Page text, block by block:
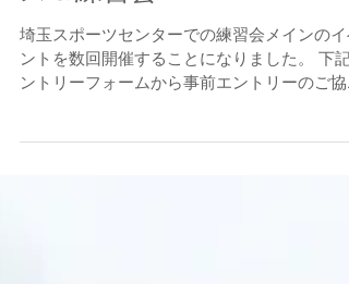
ターで当日エントリーレー
ス＆練習会
ントリーフォームから事前エントリーのご協